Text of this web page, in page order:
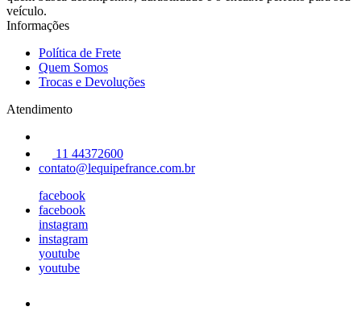
veículo.
Informações
Política de Frete
Quem Somos
Trocas e Devoluções
Atendimento
11 44372600
contato@lequipefrance.com.br
facebook
facebook
instagram
instagram
youtube
youtube